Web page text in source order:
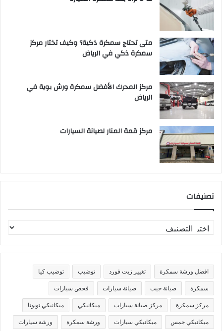
متى تحتاج سمكرة ذكية؟ وكيف تختار مركز
سمكرة ذكي في الرياض
مركز المحرك الأفضل سمكرة ورش بوية في
الرياض
مركز قمة المنار لصيانة السيارات
تصنيفات
ص
ن
ف
ا
افضل ورشة سمكرة تغيير زيت فورد توضيب توضيب كيا
سمكرة صيانة جيب صيانة سيارات فحص سيارات
مركز سمكرة مركز صيانة سيارات ميكانيكي ميكانيكي تويوتا
ميكانيكي جمس ميكانيكي سيارات ورشة سمكرة ورشة سيارات